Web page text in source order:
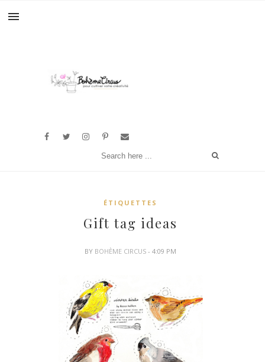
ÉTIQUETTES
Gift tag ideas
BY BOHÈME CIRCUS- 4:09 PM